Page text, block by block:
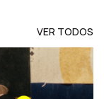
VER TODOS